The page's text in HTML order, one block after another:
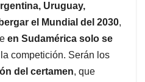
Uruguay,
el Mundial del 2030,
en Sudamérica solo se
competición. Serán los
del certamen, que